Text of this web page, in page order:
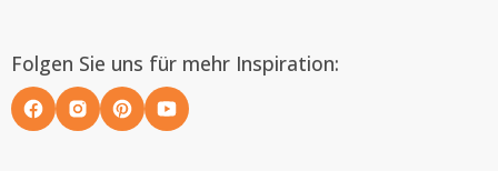
Folgen Sie uns für mehr Inspiration: